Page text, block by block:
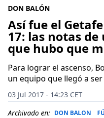
DON BALÓN
Así fue el
17: las notas
que hubo que
Para lograr el ascenso,
un equipo que llegó a
03 Jul 2017 - 14:23 CET
Archivado en: DON BALON